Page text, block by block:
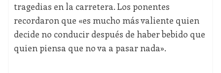
tragedias en la carretera. Los ponentes
recordaron que «es mucho más valiente quien
decide no conducir después de haber bebido que
quien piensa que no va a pasar nada».